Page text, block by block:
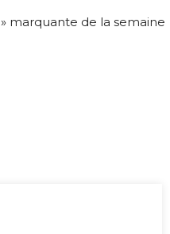
marquante de la semaine